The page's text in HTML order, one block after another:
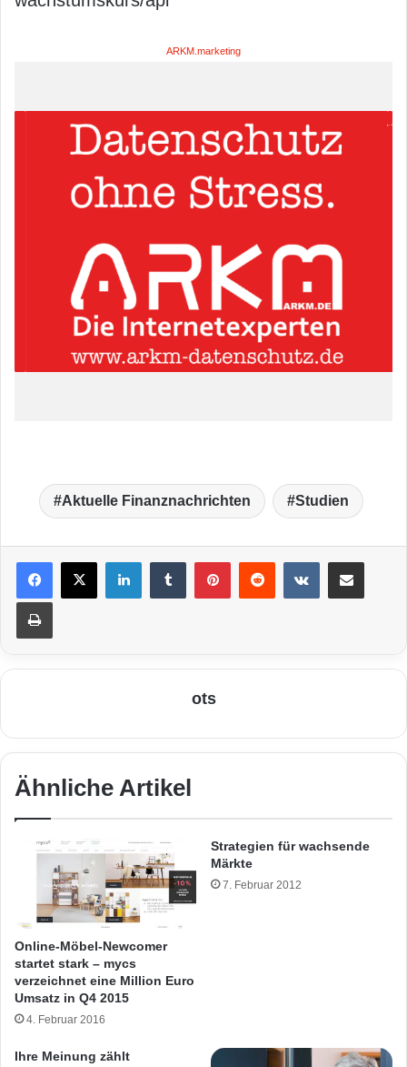
ARKM.marketing
Aktuelle Finanznachrichten Studien
LinkedIn VKontakte
Drucken
ots
Ähnliche Artikel
Online-Möbel-Newcomer
startet stark – mycs
verzeichnet eine Million Euro
Umsatz in Q4 2015
4. Februar 2016
Strategien für wachsende
Märkte
7. Februar 2012
Ihre Meinung zählt